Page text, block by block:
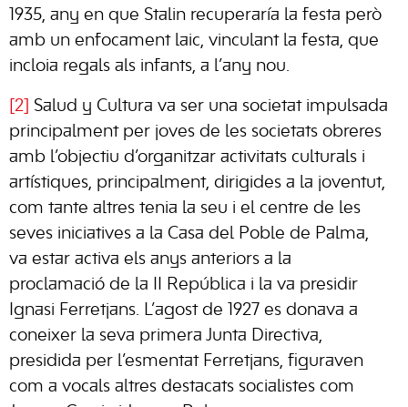
1935, any en que Stalin recuperaría la festa però
amb un enfocament laic, vinculant la festa, que
incloia regals als infants, a l’any nou.
[2]
Salud y Cultura va ser una societat impulsada
principalment per joves de les societats obreres
amb l’objectiu d’organitzar activitats culturals i
artístiques, principalment, dirigides a la joventut,
com tante altres tenia la seu i el centre de les
seves iniciatives a la Casa del Poble de Palma,
va estar activa els anys anteriors a la
proclamació de la II República i la va presidir
Ignasi Ferretjans. L’agost de 1927 es donava a
coneixer la seva primera Junta Directiva,
presidida per l’esmentat Ferretjans, figuraven
com a vocals altres destacats socialistes com